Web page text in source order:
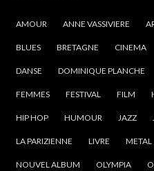
AMOUR ANNE VASSIVIERE
BLUES BRETAGNE CINEMA
DANSE DOMINIQUE PLANCHE
FEMMES FESTIVAL FILM
HIP HOP HUMOUR JAZZ
LA PARIZIENNE LIVRE METAL
NOUVEL ALBUM OLYMPIA